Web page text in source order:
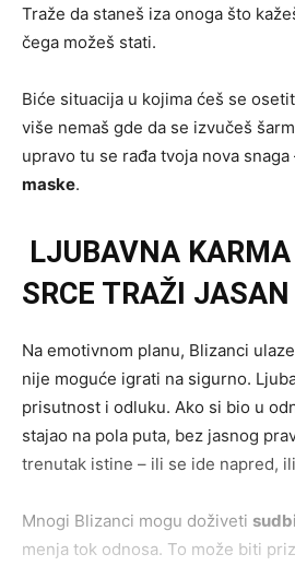
Traže da staneš iza onoga što
čega možeš stati.
Biće situacija u kojima ćeš se
više nemaš gde da se izvučeš
upravo tu se rađa tvoja nova snaga
maske.
LJUBAVNA
SRCE TRAŽI JASAN
Na emotivnom planu, Blizanci
nije moguće igrati na sigurno.
prisutnost i odluku. Ako si bio u
stajao na pola puta, bez jasnog
trenutak istine – ili se ide napred,
Mnogi Blizanci mogu doživeti
menja tok odnosa. To može biti